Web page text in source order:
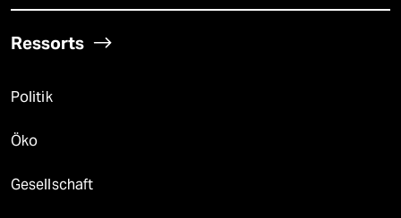
Ressorts
Politik
Öko
Gesellschaft